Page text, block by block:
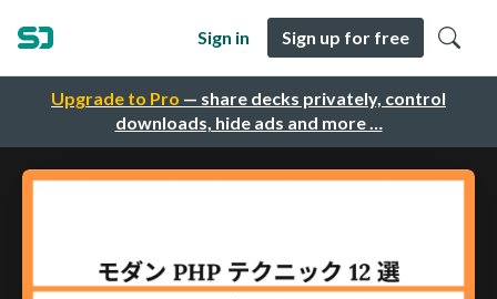
Upgrade to Pro — share decks privately, control
downloads, hide ads and more …
Sign in Sign up for free